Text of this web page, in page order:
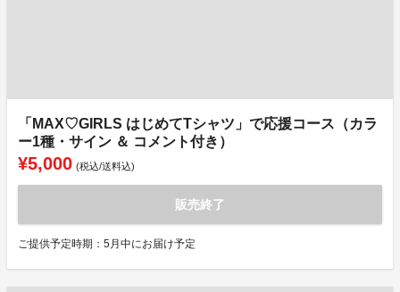
「MAX♡GIRLS はじめてTシャツ」で応援コース（カラ
ー1種・サイン ＆ コメント付き）
¥5,000 (税込/送料込)
販売終了
ご提供予定時期：5月中にお届け予定